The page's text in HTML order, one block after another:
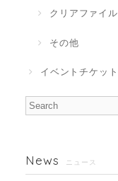
クリアファイル
その他
イベントチケット
News ニュース